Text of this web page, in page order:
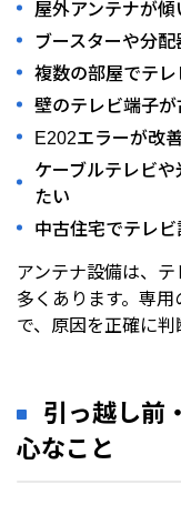
屋外アンテナが傾
ブースターや分
複数の部屋でテ
壁のテレビ端子
E202エラーが改
ケーブルテレビ
たい
中古住宅でテレ
アンテナ設備は、
多くあります。専
で、原因を正確に判
引っ越し前
心なこと